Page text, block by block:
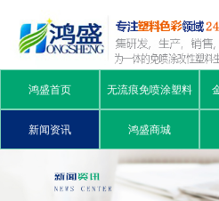
鸿盛首页 无流痕免喷涂塑料
新闻资讯 鸿盛商城